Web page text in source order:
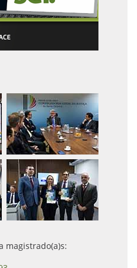
magistrado(a)s: